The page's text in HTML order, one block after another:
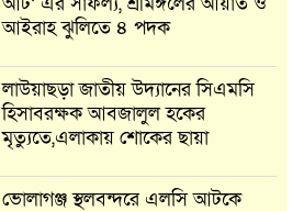
আইরাহ ঝুলিতে ৪ পদক
লাউয়াছড়া জাতীয় উদ্যানের সিএমসি
হিসাবরক্ষক আবজালুল হকের
মৃত্যুতে,এলাকায় শোকের ছায়া
ভোলাগঞ্জ স্থলবন্দরে এলসি আটকে